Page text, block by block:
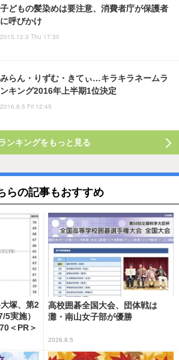
子どもの髪染めは要注意、消費者庁が保護者
に呼びかけ
2015.12.3 Thu 17:30
みらん・りずむ・きてぃ…キラキラネームラ
ンキング2016年上半期1位決定
2016.8.5 Fri 12:45
ンキングをもっと見る
らの記事もおすすめ
塚、第2
5実施）
＜PR＞
高校囲碁全国大会、団体戦は
灘・南山女子部が優勝
2026.8.5